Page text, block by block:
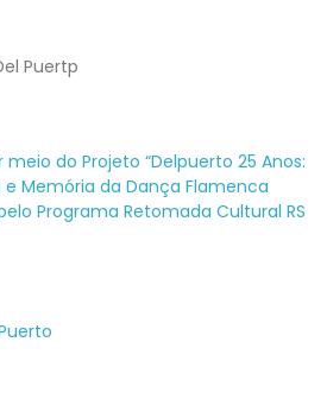
Puertp
do Projeto “Delpuerto 25 Anos:
Memória da Dança Flamenca
Programa Retomada Cultural RS